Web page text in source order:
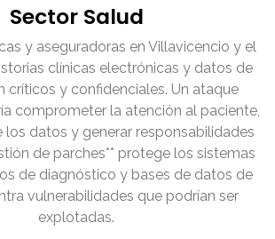
Sector Salud
y aseguradoras en Villavicencio y el
clínicas electrónicas y datos de
críticos y confidenciales. Un ataque
comprometer la atención al paciente,
los datos y generar responsabilidades
de parches** protege los sistemas
de diagnóstico y bases de datos de
vulnerabilidades que podrían ser
explotadas.